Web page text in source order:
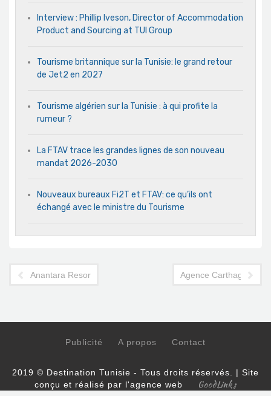
Interview : Phillip Iveson, Director of Accommodation
Product and Sourcing at TUI Group
Tourisme britannique sur la Tunisie: le grand retour
de Jet2 en 2027
Tourisme algérien sur la Tunisie : à qui profite la
rumeur ?
La FTAV trace les grandes lignes de son nouveau
mandat 2026-2030
Nouveaux bureaux Fi2T et FTAV: ce qu’ils ont
échangé avec le ministre du Tourisme
Anantara Resort Tozeur: journées de recrutement les 28 et 29
Agence Carthage
Publicité A propos Contact
2019 © Destination Tunisie - Tous droits réservés. | Site
conçu et réalisé par l'agence web
GoodLinks